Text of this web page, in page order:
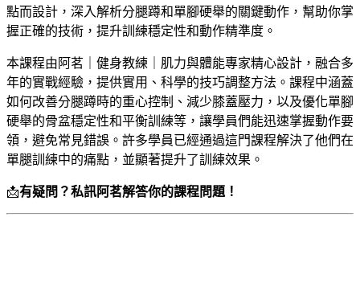
點而設計，深入解析分腿蹲和單腳硬舉的關鍵動作，幫助你掌
握正確的技術，提升訓練穩定性和動作精準度。
本課程由阿茗｜健身教練｜肌力與體能專家精心設計，融合多
年的實戰經驗，提供實用、科學的技巧調整方法。課程中涵蓋
如何改善分腿蹲時的重心控制、減少膝蓋壓力，以及優化單腳
硬舉的骨盆穩定性和平衡訓練等，讓學員們能迅速掌握動作要
領，避免常見錯誤。許多學員已經通過這門課程解決了他們在
單腿訓練中的痛點，並顯著提升了訓練效果。
📩有疑問？私訊阿茗解答你的課程問題！